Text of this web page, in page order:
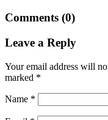
Comments (0)
Leave a Reply
Your email address will
marked *
Name *